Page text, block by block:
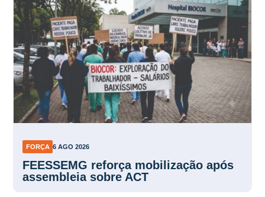
FORÇA 6 AGO 2026
FEESSEMG reforça mobilização após
assembleia sobre ACT